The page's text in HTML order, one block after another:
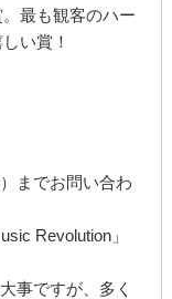
最も観客のハー
い賞！
までお問い合わ
Revolution」
事ですが、多く